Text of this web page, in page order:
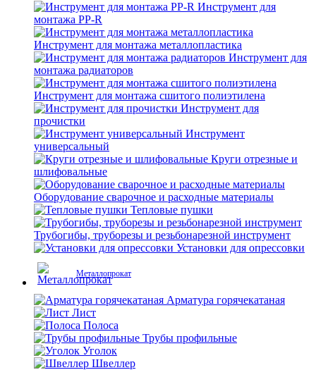
Инструмент для
монтажа PP-R
Инструмент для монтажа металлопластика
Инструмент для
монтажа радиаторов
Инструмент для монтажа сшитого полиэтилена
Инструмент для
прочистки
Инструмент
универсальный
Круги отрезные и
шлифовальные
Оборудование сварочное и расходные материалы
Тепловые пушки
Трубогибы, труборезы и резьбонарезной инструмент
Установки для опрессовки
Металлопрокат
Арматура горячекатаная
Лист
Полоса
Трубы профильные
Уголок
Швеллер